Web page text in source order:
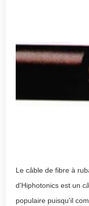
Le câble de fibre à
d'Hiphotonics est un
populaire puisqu'il